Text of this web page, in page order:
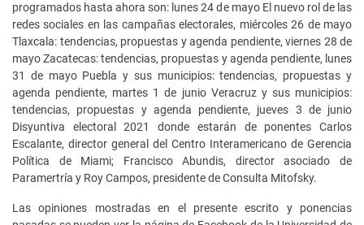
programados hasta ahora son: lunes 24 de mayo El nuevo rol de las
redes sociales en las campañas electorales, miércoles 26 de mayo
Tlaxcala: tendencias, propuestas y agenda pendiente, viernes 28 de
mayo Zacatecas: tendencias, propuestas y agenda pendiente, lunes
31 de mayo Puebla y sus municipios: tendencias, propuestas y
agenda pendiente, martes 1 de junio Veracruz y sus municipios:
tendencias, propuestas y agenda pendiente, jueves 3 de junio
Disyuntiva electoral 2021 donde estarán de ponentes Carlos
Escalante, director general del Centro Interamericano de Gerencia
Política de Miami; Francisco Abundis, director asociado de
Paramertría y Roy Campos, presidente de Consulta Mitofsky.
Las opiniones mostradas en el presente escrito y ponencias